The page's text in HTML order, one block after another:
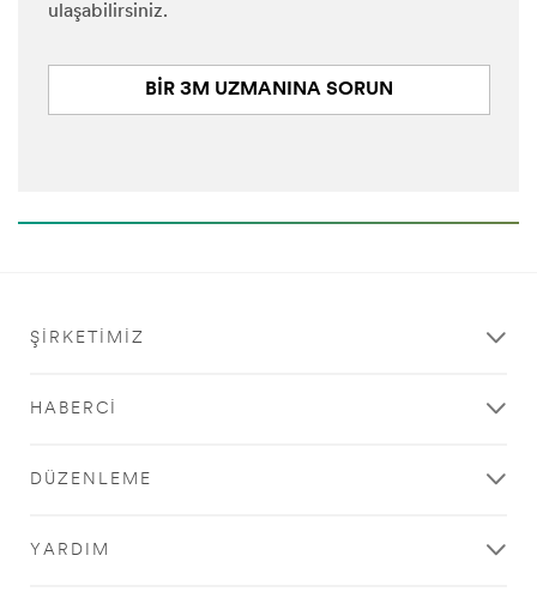
ulaşabilirsiniz.
BİR 3M UZMANINA SORUN
ŞIRKETIMIZ
HABERCI
DÜZENLEME
YARDIM